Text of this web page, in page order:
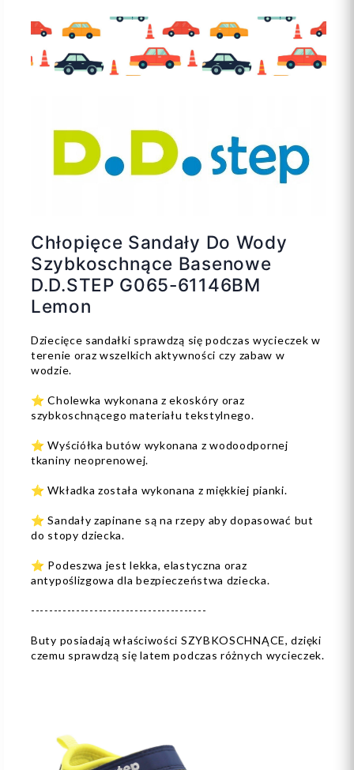
Chłopięce Sandały Do Wody
Szybkoschnące Basenowe
D.D.STEP G065-61146BM
Lemon
Dziecięce sandałki sprawdzą się podczas wycieczek w
terenie oraz wszelkich aktywności czy zabaw w
wodzie.
⭐ Cholewka wykonana z ekoskóry oraz
szybkoschnącego materiału tekstylnego.
⭐ Wyściółka butów wykonana z wodoodpornej
tkaniny neoprenowej.
⭐ Wkładka została wykonana z miękkiej pianki.
⭐ Sandały zapinane są na rzepy aby dopasować but
do stopy dziecka.
⭐ Podeszwa jest lekka, elastyczna oraz
antypoślizgowa dla bezpieczeństwa dziecka.
---------------------------------------
Buty posiadają właściwości SZYBKOSCHNĄCE, dzięki
czemu sprawdzą się latem podczas różnych wycieczek.